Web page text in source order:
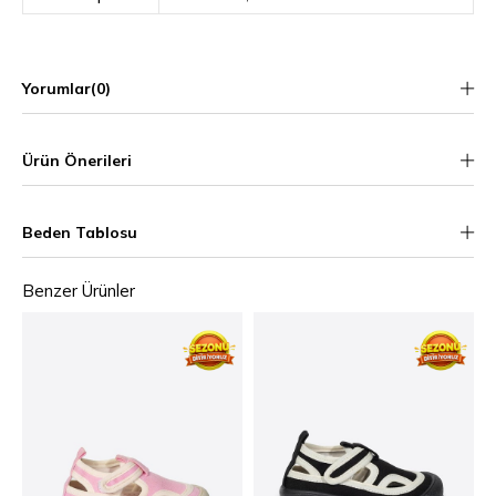
Yorumlar(0)
Ürün Önerileri
Beden Tablosu
Benzer Ürünler